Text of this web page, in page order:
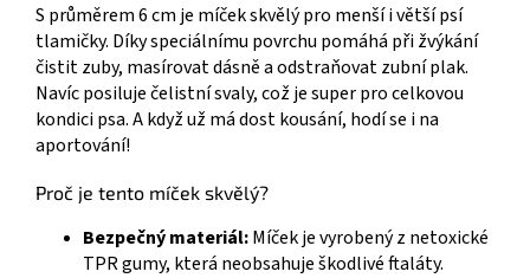
S průměrem 6 cm je míček skvělý pro menší i větší psí
tlamičky. Díky speciálnímu povrchu pomáhá při žvýkání
čistit zuby, masírovat dásně a odstraňovat zubní plak.
Navíc posiluje čelistní svaly, což je super pro celkovou
kondici psa. A když už má dost kousání, hodí se i na
aportování!
Proč je tento míček skvělý?
Bezpečný materiál:Míček je vyrobený z netoxické
TPR gumy, která neobsahuje škodlivé ftaláty.